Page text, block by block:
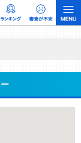
ーへの口コミ収集な